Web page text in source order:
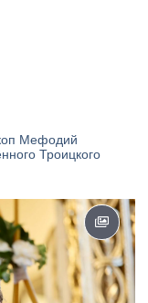
Мефодий
Троицкого